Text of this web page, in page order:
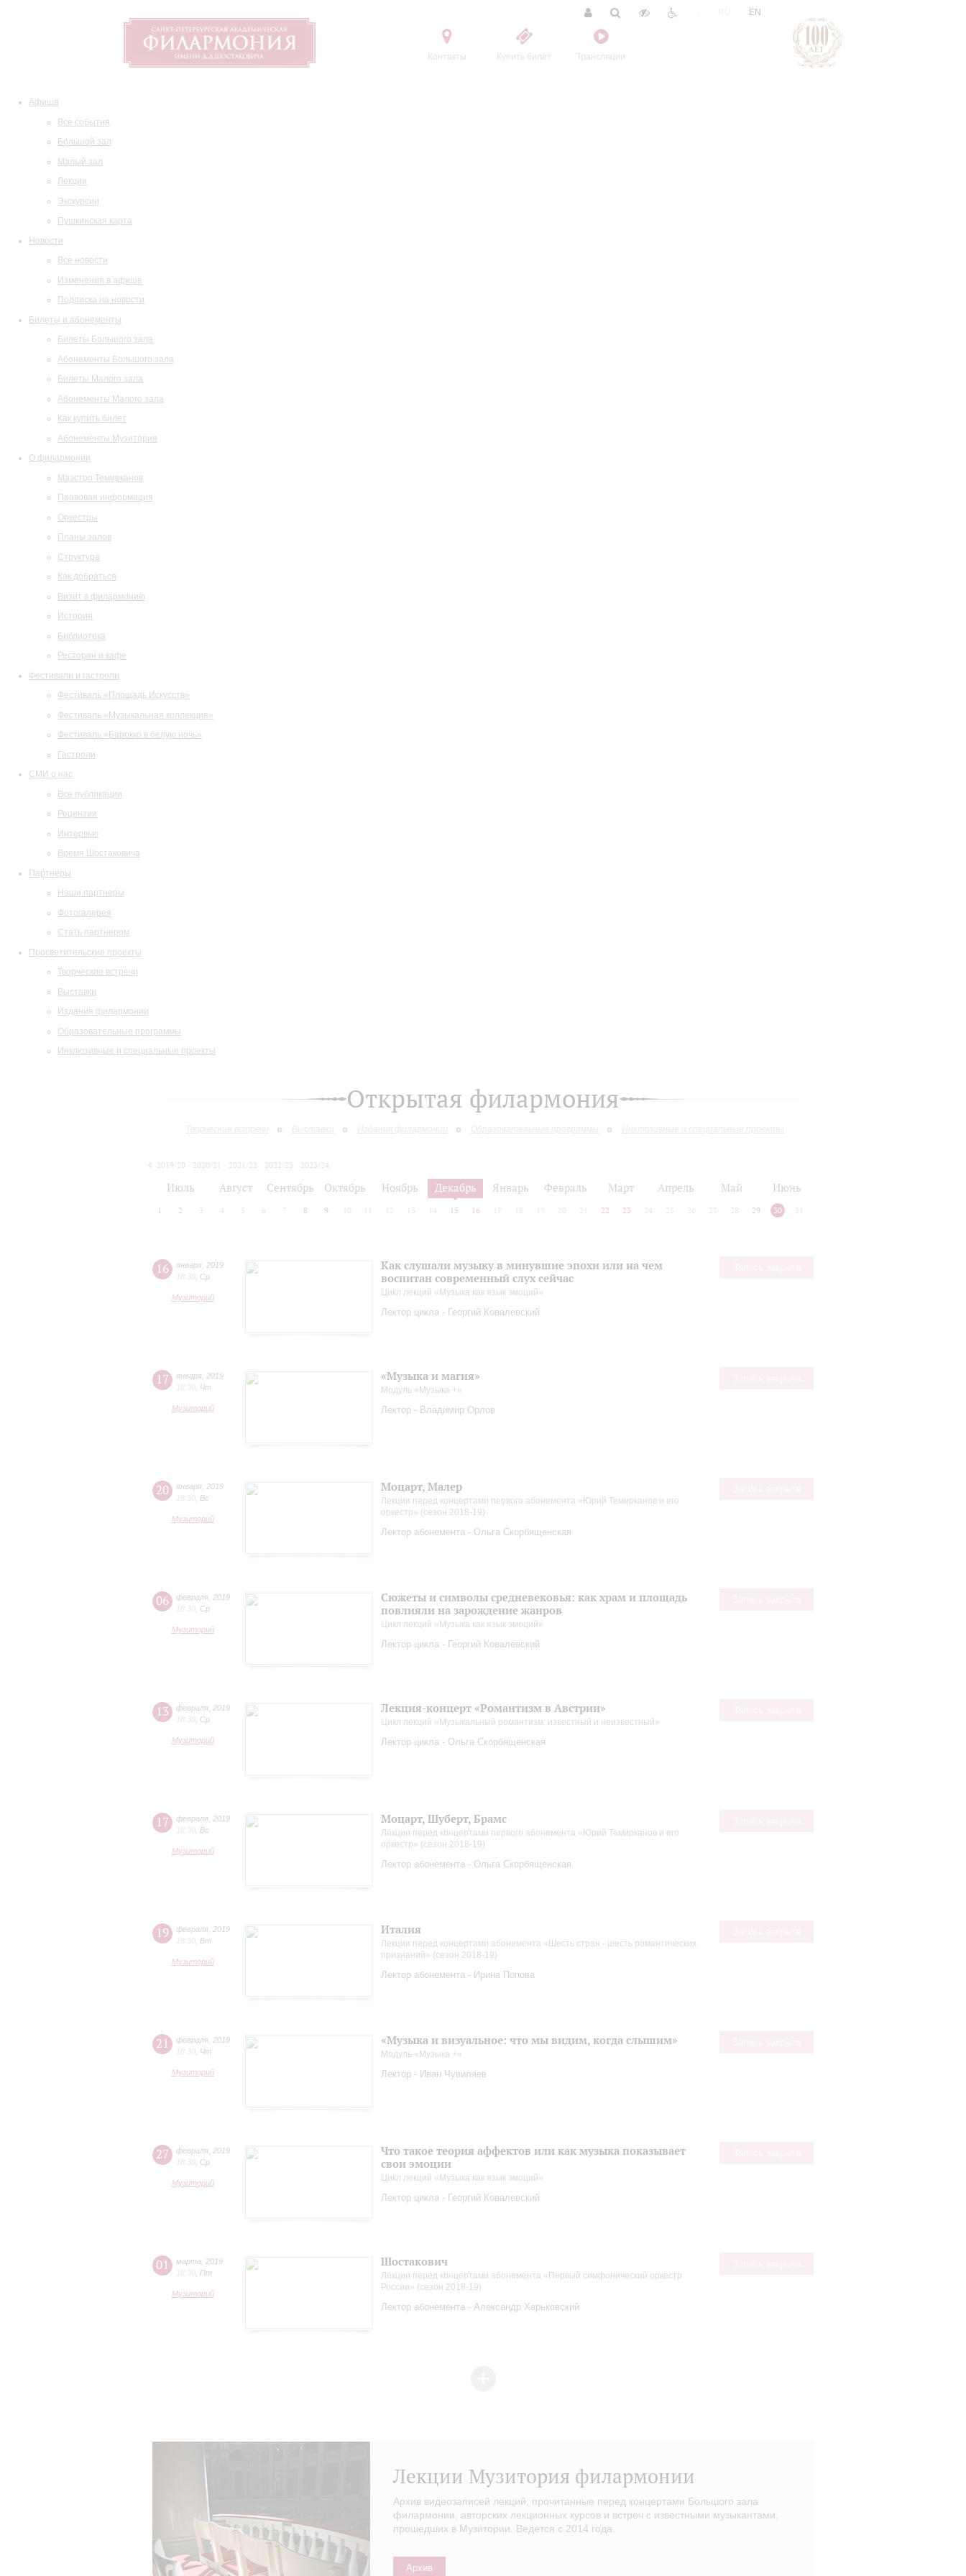
Контакты Купить билет Трансляции
EN
Афиша
Все события
Большой зал
Малый зал
Лекции
Экскурсии
Пушкинская карта
Новости
Все новости
Изменения в афише
Подписка на новости
Билеты и абонементы
Билеты Большого зала
Абонементы Большого зала
Билеты Малого зала
Абонементы Малого зала
Как купить билет
Абонементы Музитория
О филармонии
Маэстро Темирканов
Правовая информация
Оркестры
Планы залов
Структура
Как добраться
Визит в филармонию
История
Библиотека
Ресторан и кафе
Фестивали и гастроли
Фестиваль «Площадь Искусств»
Фестиваль «Музыкальная коллекция»
Фестиваль «Барокко в белую ночь»
Гастроли
СМИ о нас
Все публикации
Рецензии
Интервью
Время Шостаковича
Партнеры
Наши партнеры
Фотогалерея
Стать партнером
Просветительские проекты
Творческие встречи
Выставки
Издания филармонии
Образовательные программы
Инклюзивные и специальные проекты
Открытая филармония
Творческие встречи Выставки Издания филармонии Образовательные программы Инклюзивные и специальные проекты
2019/20 2020/21 2021/22 2022/23
2023/24
Июль Август Сентябрь Октябрь Ноябрь Декабрь Январь Февраль Март Апрель Май Июнь
1 2 3 4 5 6 7 8 9 10 12 13 14 15 16 17 18 19 20 21 22 23 24 25 26 27 28 29 30 31
16 января 2019
18:30 Ср
Музиторий
Как слушали музыку в минувшие эпохи или на чем
воспитан современный слух сейчас
Цикл лекций «Музыка как язык эмоций»
Лектор цикла - Георгий Ковалевский
17 января 2019
18:30 Чт
Музиторий
«Музыка и магия»
Модуль «Музыка +»
Лектор - Владимир Орлов
20 января 2019
18:30 Вс
Музиторий
Моцарт, Малер
Лекции перед концертами первого абонемента «Юрий Темирканов и его
оркестр» (сезон 2018-19)
Лектор абонемента - Ольга Скорбященская
06 февраля 2019
18:30 Ср
Музиторий
Сюжеты и символы средневековья: как храм и площадь
повлияли на зарождение жанров
Цикл лекций «Музыка как язык эмоций»
Лектор цикла - Георгий Ковалевский
13 февраля 2019
18:30 Ср
Музиторий
Лекция-концерт «Романтизм в Австрии»
Цикл лекций «Музыкальный романтизм: известный и неизвестный»
Лектор цикла - Ольга Скорбященская
17 февраля 2019
18:30 Вс
Музиторий
Моцарт, Шуберт, Брамс
Лекции перед концертами первого абонемента «Юрий Темирканов и его
оркестр» (сезон 2018-19)
Лектор абонемента - Ольга Скорбященская
19 февраля 2019
18:30 Вт
Музиторий
Италия
Лекции перед концертами абонемента «Шесть стран - шесть романтических
признаний» (сезон 2018-19)
Лектор абонемента - Ирина Попова
21 февраля 2019
18:30 Чт
Музиторий
«Музыка и визуальное: что мы видим, когда слышим»
Модуль «Музыка +»
Лектор - Иван Чувиляев
27 февраля 2019
18:30 Ср
Музиторий
Что такое теория аффектов или как музыка показывает
свои эмоции
Цикл лекций «Музыка как язык эмоций»
Лектор цикла - Георгий Ковалевский
01 марта
2019
18:30 Пт
Музиторий
Шостакович
Лекции перед концертами абонемента «Первый симфонический оркестр
России» (сезон 2018-19)
Лектор абонемента - Александр Харьковский
Лекции Музитория филармонии
Архив видеозаписей лекций, прочитанные перед концертами Большого зала
филармонии, авторских лекционных курсов и встреч с известными музыкантами,
прошедших в Музитории. Ведется с 2014 года.
Архив